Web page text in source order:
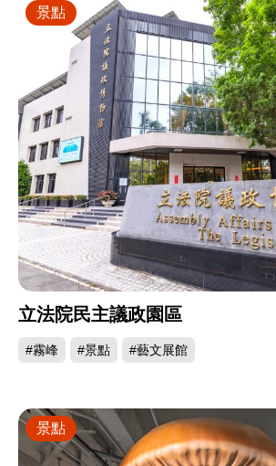
立法院民主議政園區
#霧峰 #景點 #藝文展館
景點
景點